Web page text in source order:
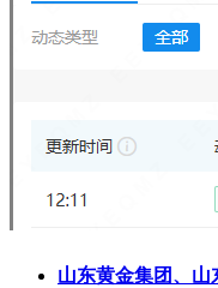
山东黄金集团、